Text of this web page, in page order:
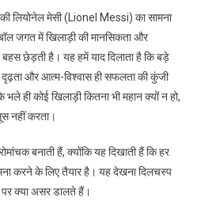
लियोनेल मेसी (Lionel Messi) का सामना
जगत में खिलाड़ी की मानसिकता और
छेड़ती है। यह हमें याद दिलाता है कि बड़े
और आत्म-विश्वास ही सफलता की कुंजी
ही कोई खिलाड़ी कितना भी महान क्यों न हो,
नहीं करता।
बनाती हैं, क्योंकि यह दिखाती हैं कि हर
करने के लिए तैयार है। यह देखना दिलचस्प
पर क्या असर डालते हैं।